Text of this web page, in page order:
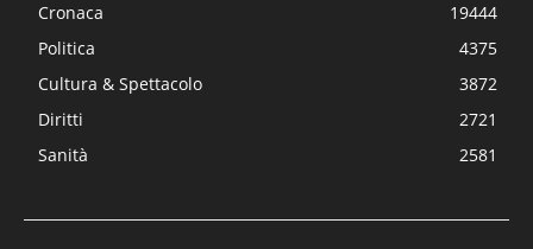
Cronaca
19444
Politica
4375
Cultura & Spettacolo
3872
Diritti
2721
Sanità
2581